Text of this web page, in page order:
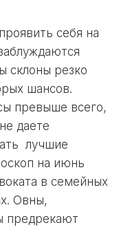
себя на
склоны резко
шансов.
превыше всего,
даете
лучшие
на июнь
в семейных
Овны,
предрекают